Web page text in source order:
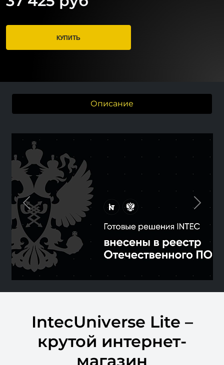
КУПИТЬ
Описание
Previous Next
IntecUniverse Lite –
крутой интернет-
магазин